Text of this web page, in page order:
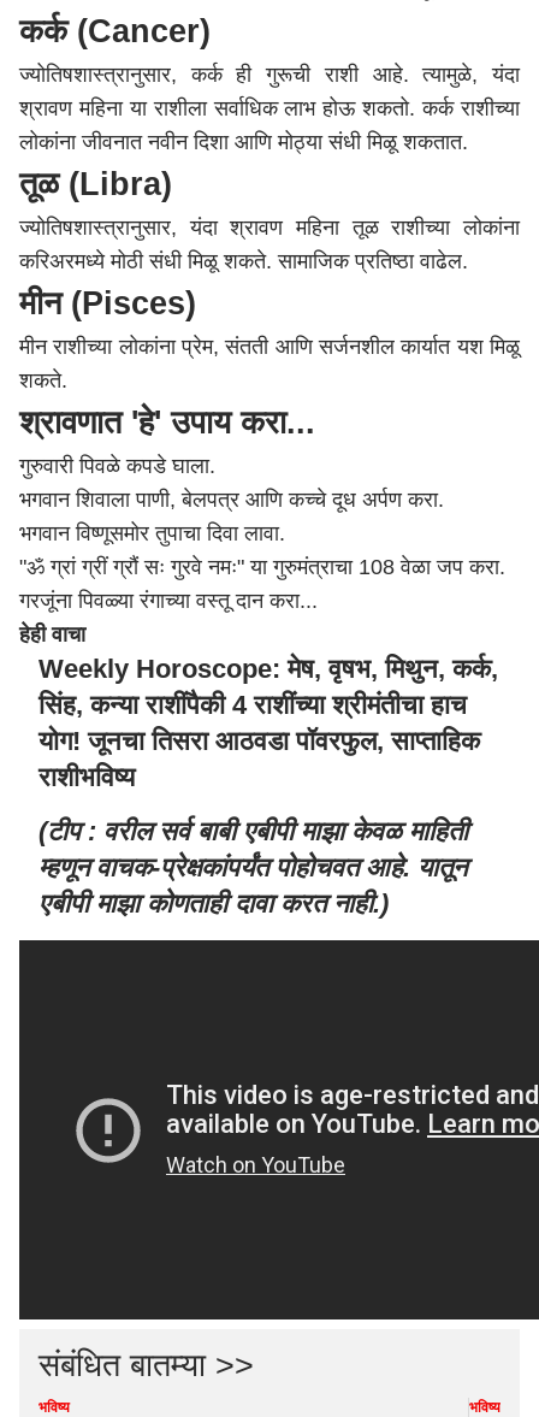
कर्क (Cancer)
ज्योतिषशास्त्रानुसार, कर्क ही गुरूची राशी आहे. त्यामुळे, यंदा
श्रावण महिना या राशीला सर्वाधिक लाभ होऊ शकतो. कर्क राशीच्या
लोकांना जीवनात नवीन दिशा आणि मोठ्या संधी मिळू शकतात.
तूळ (Libra)
ज्योतिषशास्त्रानुसार, यंदा श्रावण महिना तूळ राशीच्या लोकांना
करिअरमध्ये मोठी संधी मिळू शकते. सामाजिक प्रतिष्ठा वाढेल.
मीन (Pisces)
मीन राशीच्या लोकांना प्रेम, संतती आणि सर्जनशील कार्यात यश मिळू
शकते.
श्रावणात 'हे' उपाय करा...
गुरुवारी पिवळे कपडे घाला.
भगवान शिवाला पाणी, बेलपत्र आणि कच्चे दूध अर्पण करा.
भगवान विष्णूसमोर तुपाचा दिवा लावा.
"ॐ ग्रां ग्रीं ग्रौं सः गुरवे नमः" या गुरुमंत्राचा 108 वेळा जप करा.
गरजूंना पिवळ्या रंगाच्या वस्तू दान करा...
हेही वाचा
Weekly Horoscope: मेष, वृषभ, मिथुन, कर्क,
सिंह, कन्या राशींपैकी 4 राशींच्या श्रीमंतीचा हाच
योग! जूनचा तिसरा आठवडा पॉवरफुल, साप्ताहिक
राशीभविष्य
(टीप : वरील सर्व बाबी एबीपी माझा केवळ माहिती
म्हणून वाचक-प्रेक्षकांपर्यंत पोहोचवत आहे. यातून
एबीपी माझा कोणताही दावा करत नाही.)
संबंधित बातम्या >>
भविष्य भविष्य